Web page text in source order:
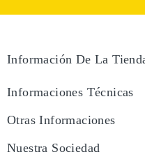
Información De La
Informaciones Técnicas
Otras Informaciones
Nuestra Sociedad